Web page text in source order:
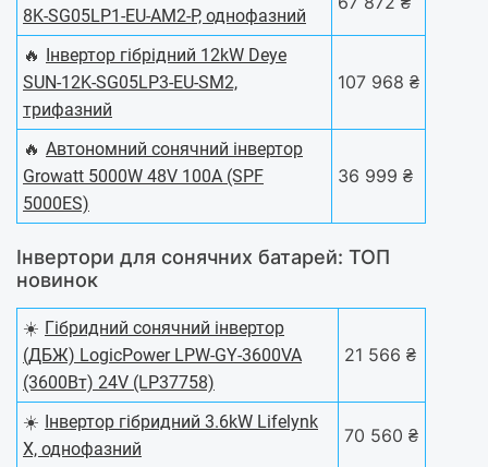
8K-SG05LP1-EU-AM2-P, однофазний
🔥 Інвертор гібрідний 12kW Deye
SUN-12K-SG05LP3-EU-SM2,
трифазний
107 968 ₴
🔥 Автономний сонячний інвертор
Growatt 5000W 48V 100A (SPF
5000ES)
36 999 ₴
Інвертори для сонячних батарей: ТОП
новинок
☀️ Гібридний сонячний інвертор
(ДБЖ) LogicPower LPW-GY-3600VA
(3600Вт) 24V (LP37758)
21 566 ₴
☀️ Інвертор гібридний 3.6kW Lifelynk
X, однофазний
70 560 ₴